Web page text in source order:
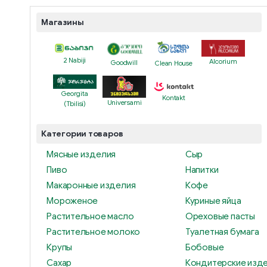
Магазины
2 Nabiji Goodwill Clean House Alcorium
Georgita
(Tbilisi)
Universami
Kontakt
Категории товаров
Мясные изделия
Сыр
Пиво
Напитки
Макаронные изделия
Кофе
Мороженое
Куриные яйца
Растительное масло
Ореховые пасты
Растительное молоко
Туалетная бумага
Крупы
Бобовые
Сахар
Кондитерские